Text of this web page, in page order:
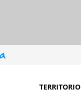
TERRITORIO